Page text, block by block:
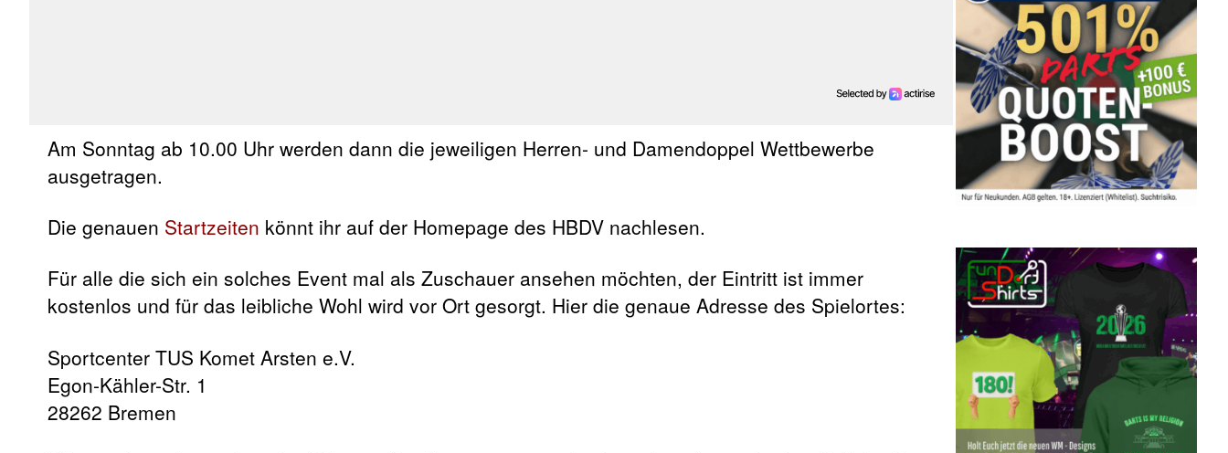
Am Sonntag ab 10.00 Uhr werden dann die jeweiligen Herren- und Damendoppel Wettbewerbe
ausgetragen.
Die genauen Startzeiten könnt ihr auf der Homepage des HBDV nachlesen.
Für alle die sich ein solches Event mal als Zuschauer ansehen möchten, der Eintritt ist immer
kostenlos und für das leibliche Wohl wird vor Ort gesorgt. Hier die genaue Adresse des Spielortes:
Sportcenter TUS Komet Arsten e.V.
Egon-Kähler-Str. 1
28262 Bremen